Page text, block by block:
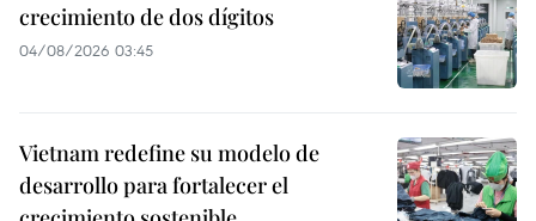
crecimiento de dos dígitos
04/08/2026 03:45
Vietnam redefine su modelo de
desarrollo para fortalecer el